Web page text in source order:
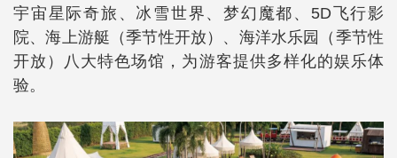
宇宙星际奇旅、冰雪世界、梦幻魔都、5D飞行影
院、海上游艇（季节性开放）、海洋水乐园（季节性
开放）八大特色场馆，为游客提供多样化的娱乐体
验。